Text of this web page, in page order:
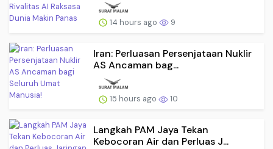
14 hours ago 9
Iran: Perluasan Persenjataan Nuklir
AS Ancaman bag...
15 hours ago 10
Langkah PAM Jaya Tekan
Kebocoran Air dan Perluas J...